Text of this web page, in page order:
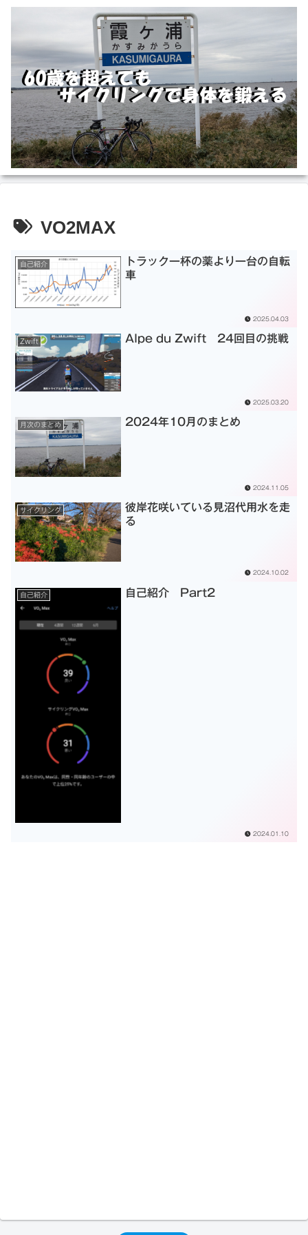
VO2MAX
自己紹介
トラック一杯の薬より一台の自転
車
2025.04.03
Zwift Alpe du Zwift 24回目の挑戦
2025.03.20
月次のまとめ 2024年10月のまとめ
2024.11.05
サイクリング
彼岸花咲いている見沼代用水を走
る
2024.10.02
自己紹介 自己紹介 Part2
2024.01.10